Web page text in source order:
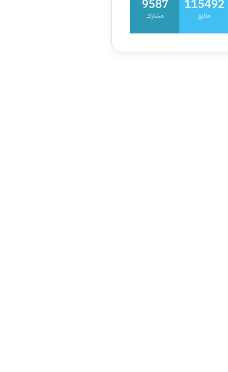
115492
متابع
9587
مشترك